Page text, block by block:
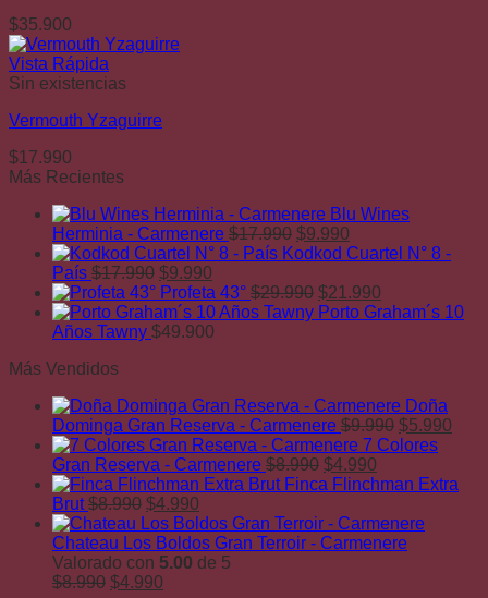
$35.900
Vista Rápida
Sin existencias
Vermouth Yzaguirre
$17.990
Más Recientes
Blu Wines
Herminia - Carmenere $17.990 El
precio
era:
$17.990.
$9.990
precio
es:
$9.990.
Kodkod Cuartel N° 8 -
País $17.990 El
precio
original
era:
$9.990
precio
actual
es:
Profeta 43° $29.990 El
precio
$21.990
precio
Porto Graham´s 10
Años Tawny $49.900
Más Vendidos
Doña
Dominga Gran Reserva - Carmenere $9.990 El
precio
era:
$5.990
es:
7 Colores
Gran Reserva - Carmenere $8.990 El
precio
era:
$8.990.
$4.990
precio
es:
$4.990.
Finca Flinchman Extra
Brut $8.990 El
precio
original
era:
$8.990.
$4.990
precio
actual
es:
Chateau Los Boldos Gran Terroir - Carmenere
Valorado con 5.00 de 5
$8.990 El
$4.990